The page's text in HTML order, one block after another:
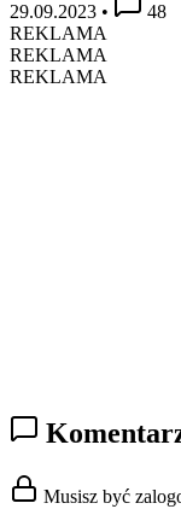
29.09.2023 •
48
REKLAMA
REKLAMA
REKLAMA
Musisz być